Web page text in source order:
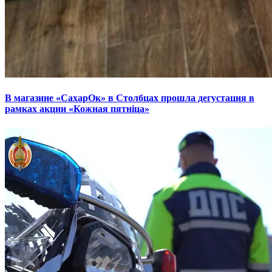
В магазине «СахарОк» в Столбцах прошла дегустация в
рамках акции «Кожная пятніца»